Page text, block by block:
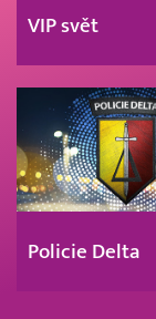
VIP svět
Policie Delta